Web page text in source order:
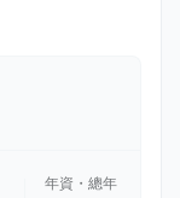
年資・總年